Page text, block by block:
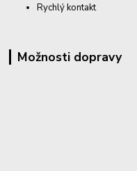
Rychlý kontakt
Možnosti dopravy